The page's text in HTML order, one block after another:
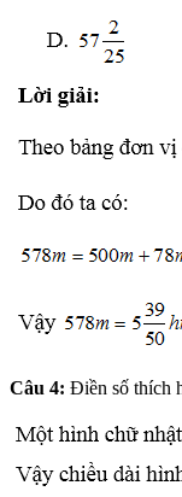
Câu 4: Điền số thích